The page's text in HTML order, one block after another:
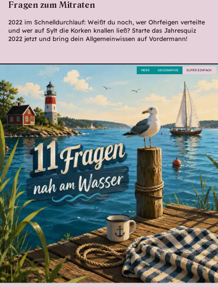
Fragen zum Mitraten
2022 im Schnelldurchlauf: Weißt du noch, wer Ohrfeigen verteilte
und wer auf Sylt die Korken knallen ließ? Starte das Jahresquiz
2022 jetzt und bring dein Allgemeinwissen auf Vordermann!
SUPER EINFACH
GEOGRAPHIE
MEER